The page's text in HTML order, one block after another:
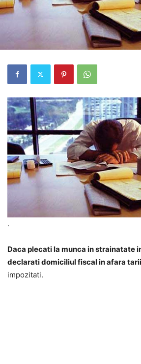
.
Daca plecati la munca in strainatate
declarati domiciliul fiscal in afara tarii
impozitati.